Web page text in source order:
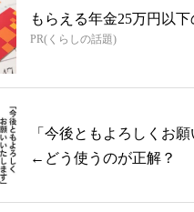
もらえる年金25万円以
PR(くらしの話題)
「今後ともよろしくお
←どう使うのが正解？